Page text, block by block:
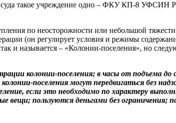
суда такое учреждение одно – ФКУ КП-8 УФСИН
по неосторожности или небольшой
(он регулирует условия и режимы
и называется – «Колонии-поселения», но
колонии-поселения; в часы от подъема до
поселения могут передвигаться без
если это необходимо по характеру
вещи; пользуются деньгами без ограничения;